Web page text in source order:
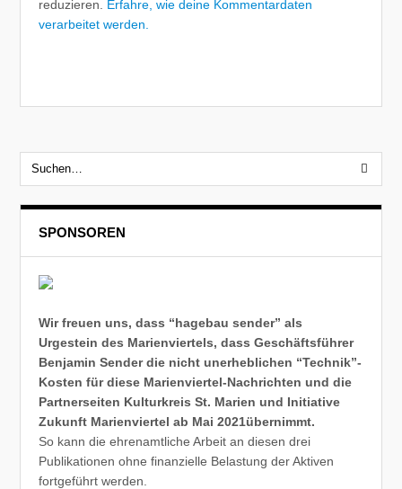
reduzieren. Erfahre, wie deine Kommentardaten
verarbeitet werden.
SPONSOREN
Wir freuen uns, dass “hagebau sender” als
Urgestein des Marienviertels, dass Geschäftsführer
Benjamin Sender die nicht unerheblichen “Technik”-
Kosten für diese Marienviertel-Nachrichten und die
Partnerseiten Kulturkreis St. Marien und Initiative
Zukunft Marienviertel ab Mai 2021übernimmt.
So kann die ehrenamtliche Arbeit an diesen drei
Publikationen ohne finanzielle Belastung der Aktiven
fortgeführt werden.